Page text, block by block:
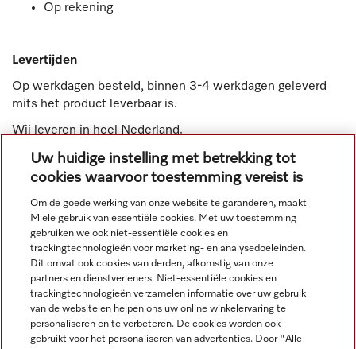
Op rekening
Levertijden
Op werkdagen besteld, binnen 3-4 werkdagen geleverd
mits het product leverbaar is.
Wij leveren in heel Nederland.
Navigatie
Service
Uw huidige instelling met betrekking tot
cookies waarvoor toestemming vereist is
Om de goede werking van onze website te garanderen, maakt
Miele gebruik van essentiële cookies. Met uw toestemming
gebruiken we ook niet-essentiële cookies en
trackingtechnologieën voor marketing- en analysedoeleinden.
Dit omvat ook cookies van derden, afkomstig van onze
partners en dienstverleners. Niet-essentiële cookies en
trackingtechnologieën verzamelen informatie over uw gebruik
van de website en helpen ons uw online winkelervaring te
personaliseren en te verbeteren. De cookies worden ook
gebruikt voor het personaliseren van advertenties. Door "Alle